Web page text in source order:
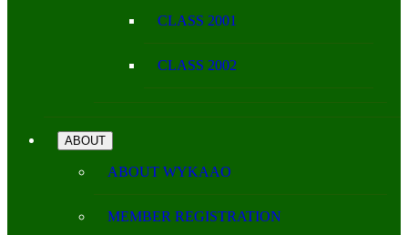
CLASS 2001
CLASS 2002
ABOUT
ABOUT WYKAAO
MEMBER REGISTRATION